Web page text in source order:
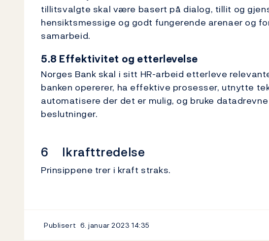
tillitsvalgte skal være basert på dialog, tillit og
hensiktsmessige og godt fungerende arenaer og
samarbeid.
5.8 Effektivitet og etterlevelse
Norges Bank skal i sitt HR-arbeid etterleve
banken opererer, ha effektive prosesser, utnytte
automatisere der det er mulig, og bruke
beslutninger.
6 Ikrafttredelse
Prinsippene trer i kraft straks.
Publisert 6. januar 202314:35